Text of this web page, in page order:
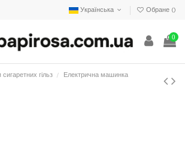
Українська Обране ()
0
гільз
Електрична машинка